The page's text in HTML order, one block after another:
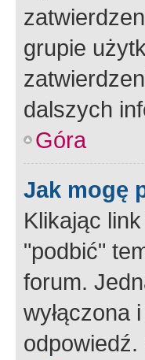
grupie
dalszych
Góra
Jak mogę
Klikając
"podbić"
forum.
wyłączona